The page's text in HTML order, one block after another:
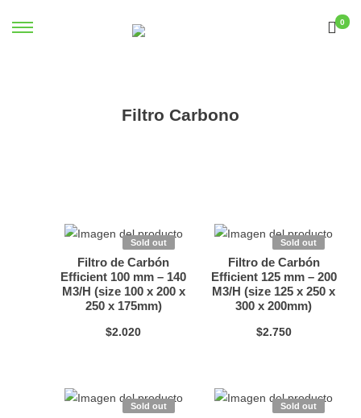
0
Filtro Carbono
Sold out
Filtro de Carbón
Efficient 100 mm – 140
M3/H (size 100 x 200 x
250 x 175mm)
$2.020
Sold out
Filtro de Carbón
Efficient 125 mm – 200
M3/H (size 125 x 250 x
300 x 200mm)
$2.750
Sold out Sold out